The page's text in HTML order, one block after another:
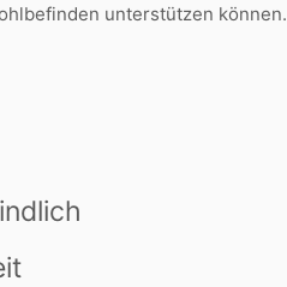
unterstützen können.